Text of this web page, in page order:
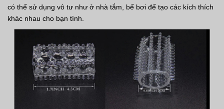
có thể sử dụng vô tư như ở nhà tắm, bể bơi để tạo các kích thích
khác nhau cho bạn tình.